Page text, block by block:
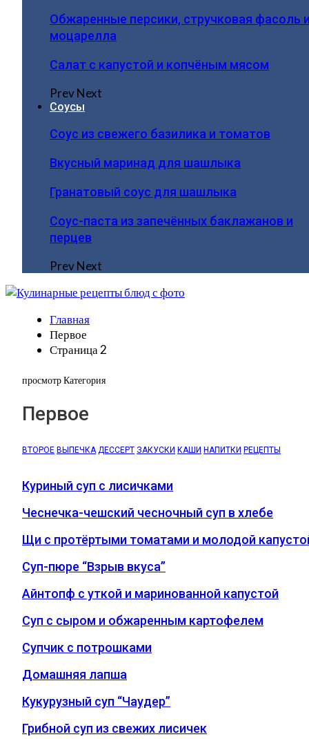
Обжаренные персики, стручковая фасоль
моцарелла
Салат с капустой и копчёным мясом
PrevNext
Соусы
Соус из свежего базилика и томатов
Вкусный маринад для шашлыка
Гранатовый соус для шашлыка
Соус-паста из запечённых баклажанов и
перцев
PrevNext
Главная
Первое
Страница 2
просмотр Категория
Первое
ВТОРОЕ ВЫПЕЧКА ДЕССЕРТ ЗАКУСКИ КАШИ НАПИТКИ РЕЦЕПТЫ
Куриный суп с лисичками
Чеснечка-чешский чесночный суп в хлебе
Щи с протёртыми томатами и молодой
Суп-пюре “Взрыв вкуса”
Айнтопф с уткой и маринованной капустой
Суп с сыром и обжаренным картофелем
Супчик с потрошками⁠
Домашняя лапша
Кукурузный суп “Чаудер”
Грибной суп из свежих лисичек